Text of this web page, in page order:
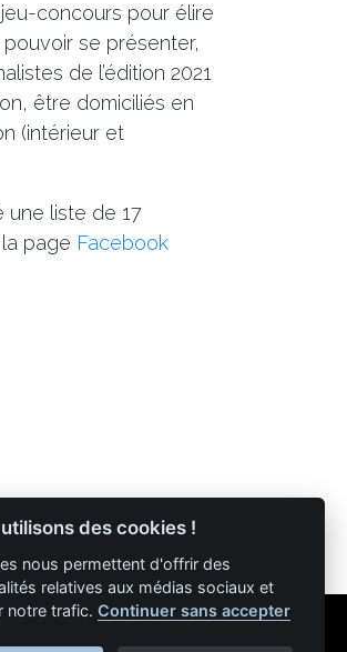
concours pour élire
pouvoir se présenter,
de l’édition 2021
être domiciliés en
(intérieur et
une liste de 17
page Facebook
utilisons des cookies !
nous permettent d'offrir des
relatives aux médias sociaux et
notre trafic. Continuer sans accepter